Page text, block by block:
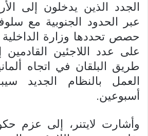
الجدد الذين يدخلون إلى
عبر الحدود الجنوبية مع
حصص تحددها وزارة الداخلية
على عدد اللاجئين
طريق البلقان في اتجاه
العمل بالنظام الجديد
أسبوعين.
وأشارت لايتنر، إلى عزم